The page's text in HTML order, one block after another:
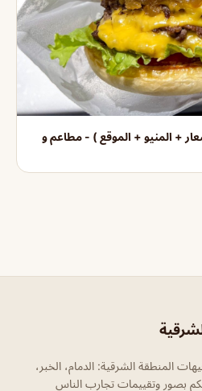
+ المنيو + الموقع ) - مطاعم و
المنطقة الشرقية: الدمام، الخبر،
بصور وتقييمات تجارب الناس